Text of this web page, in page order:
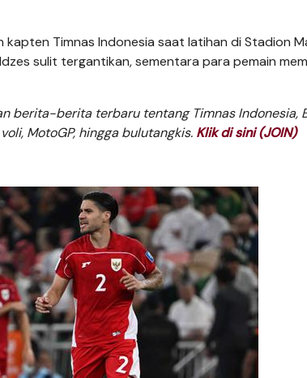
Timnas Indonesia saat latihan di Stadion
sulit tergantikan, sementara para pemain
berita-berita terbaru tentang Timnas Indonesia,
MotoGP, hingga bulutangkis. Klik di sini (JOIN)